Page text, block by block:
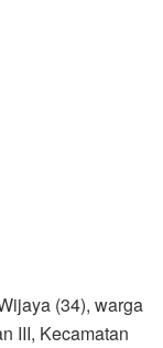
(34), warga
III, Kecamatan